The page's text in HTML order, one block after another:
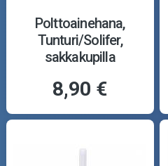
Polttoainehana,
Tunturi/Solifer,
sakkakupilla
8,90 €